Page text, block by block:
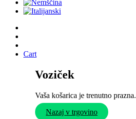
Cart
Voziček
Vaša košarica je trenutno prazna.
Nazaj v trgovino